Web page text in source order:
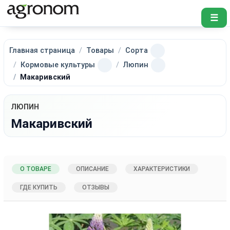
☰
Главная страница Товары
Сорта
Кормовые культуры
Люпин
Макаривский
ЛЮПИН
Макаривский
О ТОВАРЕ ОПИСАНИЕ ХАРАКТЕРИСТИКИ
ГДЕ КУПИТЬ ОТЗЫВЫ